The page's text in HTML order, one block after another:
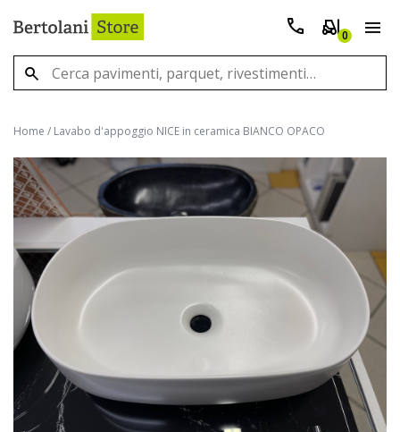
0
Home / Lavabo d'appoggio NICE in ceramica BIANCO OPACO